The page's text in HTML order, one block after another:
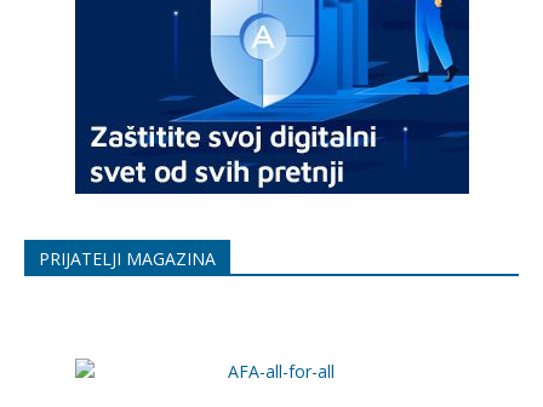
PRIJATELJI MAGAZINA